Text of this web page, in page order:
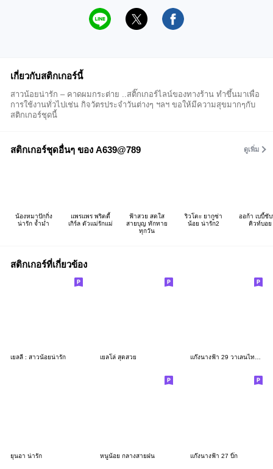
เกี่ยวกับสติกเกอร์นี้
สาวน้อยน่ารัก – คาดผมกระต่าย ..สติ๊กเกอร์ไลน์ของทางร้าน ทำขึ้นมาเพื่อ
การใช้งานทั่วไปเช่น กิจวัตรประจำวันต่างๆ ฯลฯ ขอให้มีความสุขมากๆกับ
สติกเกอร์ชุดนี้
สติกเกอร์ชุดอื่นๆ ของ A639@789 ดูเพิ่ม
น้องหมาปักกิ่ง
น่ารัก จ้ำม่ำ
แพรแพร พริตตี้
เกิร์ล ตัวแม่รักแม่
ฟ้าสวย สดใส
สายบุญ ทักทาย
ทุกวัน
ริวโตะ ยากูซ่า
น้อย น่ารัก2
ออก้า เบบี้ชั
คิวท์บอย
สติกเกอร์ที่เกี่ยวข้อง
เยลลี่ : สาวน้อยน่ารัก เยลโล่ สุดสวย แก๊งนางฟ้า 29 วาเลนไทน์​ บิ๊ก
ยุนอา น่ารัก หนูน้อย กลางสายฝน แก๊งนางฟ้า 27 บิ๊ก